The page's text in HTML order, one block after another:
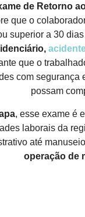
de Retorno
que o
superior a 30
que o
com segurança
possam
, esse exame é
laborais da
até
operação de